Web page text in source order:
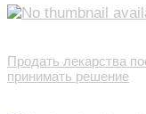
Продать лекарства
принимать решение